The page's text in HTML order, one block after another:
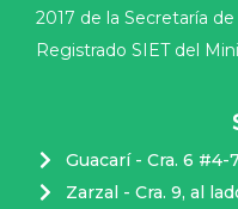
2017 de la Secretaría
Registrado SIET del
Guacarí - Cra. 6 #4-
Zarzal - Cra. 9, al